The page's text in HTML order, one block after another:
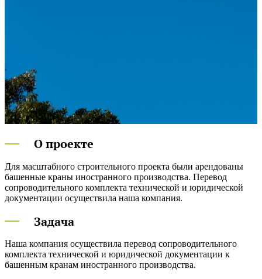
О проекте
Для масштабного строительного проекта были арендованы
башенные краны иностранного производства. Перевод
сопроводительного комплекта технической и юридической
документации осуществила наша компания.
Задача
Наша компания осуществила перевод сопроводительного
комплекта технической и юридической документации к
башенным кранам иностранного производства.